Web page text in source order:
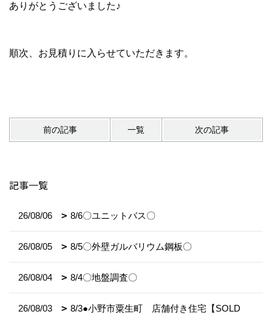
ありがとうございました♪
順次、お見積りに入らせていただきます。
前の記事 一覧 次の記事
記事一覧
26/08/06 8/6〇ユニットバス〇
26/08/05 8/5〇外壁ガルバリウム鋼板〇
26/08/04 8/4〇地盤調査〇
26/08/03
8/3●小野市粟生町 店舗付き住宅【SOLD